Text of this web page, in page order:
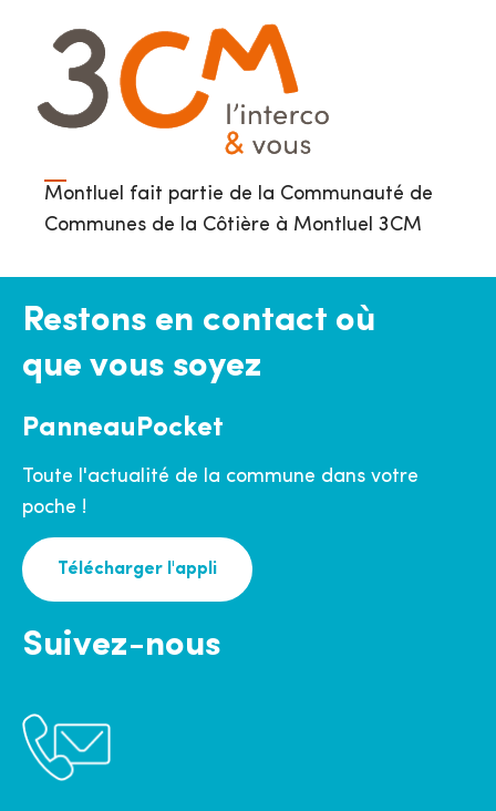
Montluel fait partie de la Communauté de
Communes de la Côtière à Montluel 3CM
Restons en contact où
que vous soyez
PanneauPocket
Toute l'actualité de la commune dans votre
poche !
Télécharger l'appli
Suivez-nous